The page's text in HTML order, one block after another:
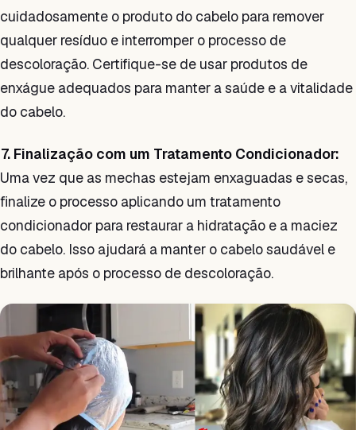
cuidadosamente o produto do cabelo para remover
qualquer resíduo e interromper o processo de
descoloração. Certifique-se de usar produtos de
enxágue adequados para manter a saúde e a vitalidade
do cabelo.
7. Finalização com um Tratamento Condicionador:
Uma vez que as mechas estejam enxaguadas e secas,
finalize o processo aplicando um tratamento
condicionador para restaurar a hidratação e a maciez
do cabelo. Isso ajudará a manter o cabelo saudável e
brilhante após o processo de descoloração.